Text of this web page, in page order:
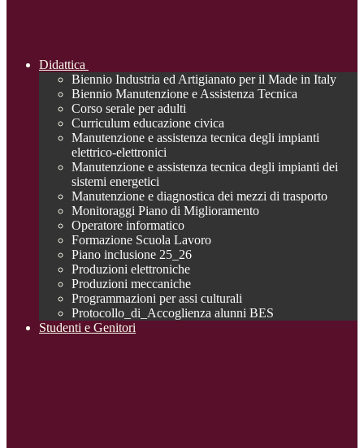
Didattica
Biennio Industria ed Artigianato per il Made in Italy
Biennio Manutenzione e Assistenza Tecnica
Corso serale per adulti
Curriculum educazione civica
Manutenzione e assistenza tecnica degli impianti
elettrico-elettronici
Manutenzione e assistenza tecnica degli impianti dei
sistemi energetici
Manutenzione e diagnostica dei mezzi di trasporto
Monitoraggi Piano di Miglioramento
Operatore informatico
Formazione Scuola Lavoro
Piano inclusione 25_26
Produzioni elettroniche
Produzioni meccaniche
Programmazioni per assi culturali
Protocollo_di_Accoglienza alunni BES
Studenti e Genitori